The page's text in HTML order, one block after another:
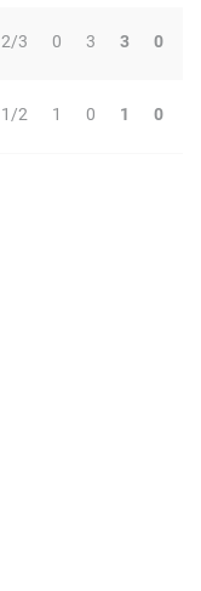
2/3 0 3 3 0
1/2 1 0 1 0